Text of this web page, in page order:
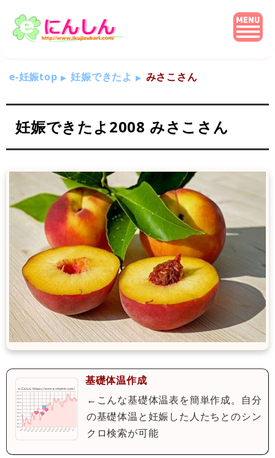
e-妊娠top 妊娠できたよ みさこさん
妊娠できたよ2008 みさこさん
基礎体温作成
←こんな基礎体温表を簡単作成。自分
の基礎体温と妊娠した人たちとのシン
クロ検索が可能